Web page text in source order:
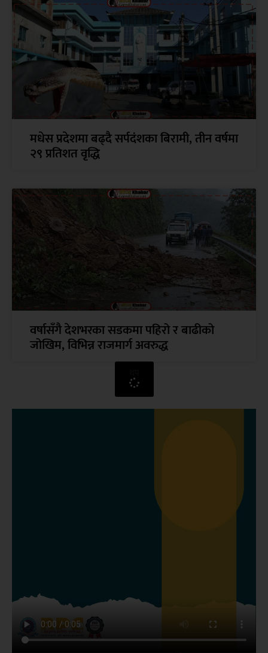
मधेस प्रदेशमा बढ्दै सर्पदंशका बिरामी, तीन वर्षमा
२९ प्रतिशत वृद्धि
वर्षासँगै देशभरका सडकमा पहिरो र बाढीको
जोखिम, विभिन्न राजमार्ग अवरुद्ध